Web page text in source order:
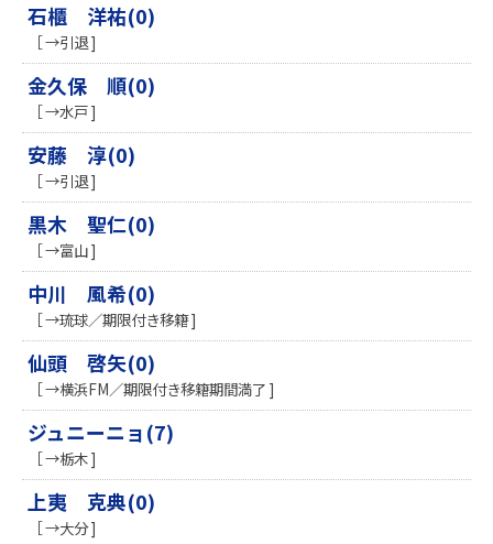
石櫃 洋祐(0)
［ →引退 ]
金久保 順(0)
［ →水戸 ]
安藤 淳(0)
［ →引退 ]
黒木 聖仁(0)
［ →富山 ]
中川 風希(0)
［ →琉球／期限付き移籍 ]
仙頭 啓矢(0)
［ →横浜FM／期限付き移籍期間満了 ]
ジュニーニョ(7)
［ →栃木 ]
上夷 克典(0)
［ →大分 ]